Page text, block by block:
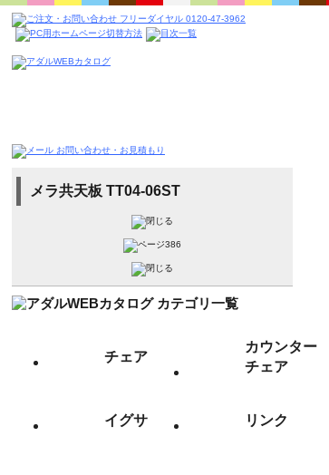
メラ共天板 TT04-06ST
チェア
カウンター
チェア
イグサ リンク